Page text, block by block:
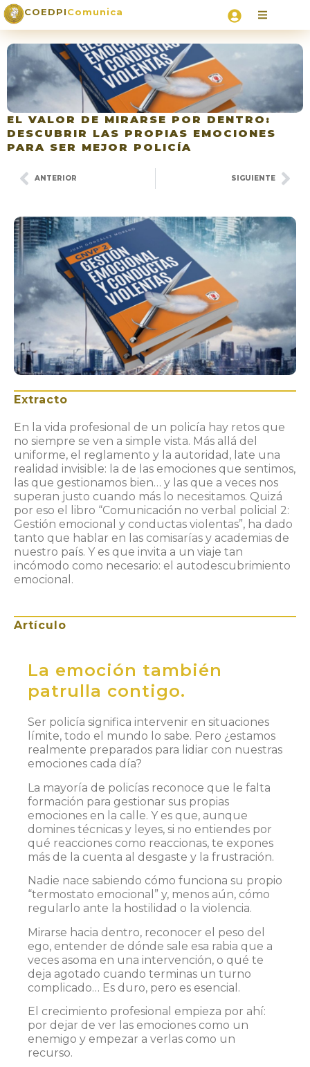
COEDPIComunica
EL VALOR DE MIRARSE POR DENTRO:
DESCUBRIR LAS PROPIAS EMOCIONES
PARA SER MEJOR POLICÍA
ANTERIOR SIGUIENTE
Extracto
En la vida profesional de un policía hay retos que
no siempre se ven a simple vista. Más allá del
uniforme, el reglamento y la autoridad, late una
realidad invisible: la de las emociones que sentimos,
las que gestionamos bien… y las que a veces nos
superan justo cuando más lo necesitamos. Quizá
por eso el libro “Comunicación no verbal policial 2:
Gestión emocional y conductas violentas”, ha dado
tanto que hablar en las comisarías y academias de
nuestro país. Y es que invita a un viaje tan
incómodo como necesario: el autodescubrimiento
emocional.
Artículo
La emoción también
patrulla contigo.
Ser policía significa intervenir en situaciones
límite, todo el mundo lo sabe. Pero ¿estamos
realmente preparados para lidiar con nuestras
emociones cada día?
La mayoría de policías reconoce que le falta
formación para gestionar sus propias
emociones en la calle. Y es que, aunque
domines técnicas y leyes, si no entiendes por
qué reacciones como reaccionas, te expones
más de la cuenta al desgaste y la frustración.
Nadie nace sabiendo cómo funciona su propio
“termostato emocional” y, menos aún, cómo
regularlo ante la hostilidad o la violencia.
Mirarse hacia dentro, reconocer el peso del
ego, entender de dónde sale esa rabia que a
veces asoma en una intervención, o qué te
deja agotado cuando terminas un turno
complicado… Es duro, pero es esencial.
El crecimiento profesional empieza por ahí:
por dejar de ver las emociones como un
enemigo y empezar a verlas como un
recurso.